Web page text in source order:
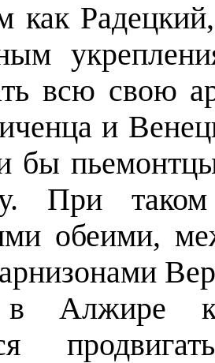
как
всю свою
и
бы
При
обеими,
Алжире